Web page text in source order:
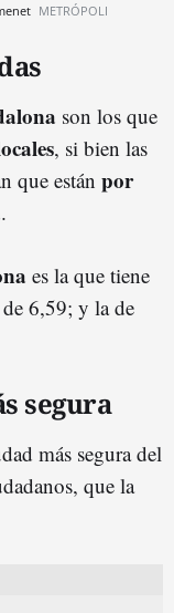
METRÓPOLI
son los que
, si bien las
que están por
.
es la que tiene
6,59; y la de
segura
más segura del
que la